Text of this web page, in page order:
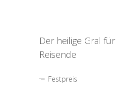
Der heilige Gral
Reisende
Festpreis